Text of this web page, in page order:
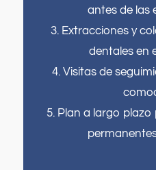
antes de las
3. Extracciones y
dentales en
4. Visitas de
5. Plan a largo
forma o la
No me gusta cómo
mi sonrisa gingival.
Quiero reemplazar
y duradero.
Tengo dolor,
molestias en la
Me rompí,
Me falta uno o